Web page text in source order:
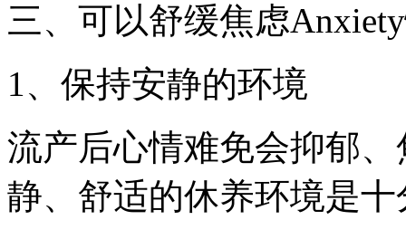
三、可以舒缓焦虑
1、保持安静的环境
流产后心情难免会抑郁
静、舒适的休养环境是